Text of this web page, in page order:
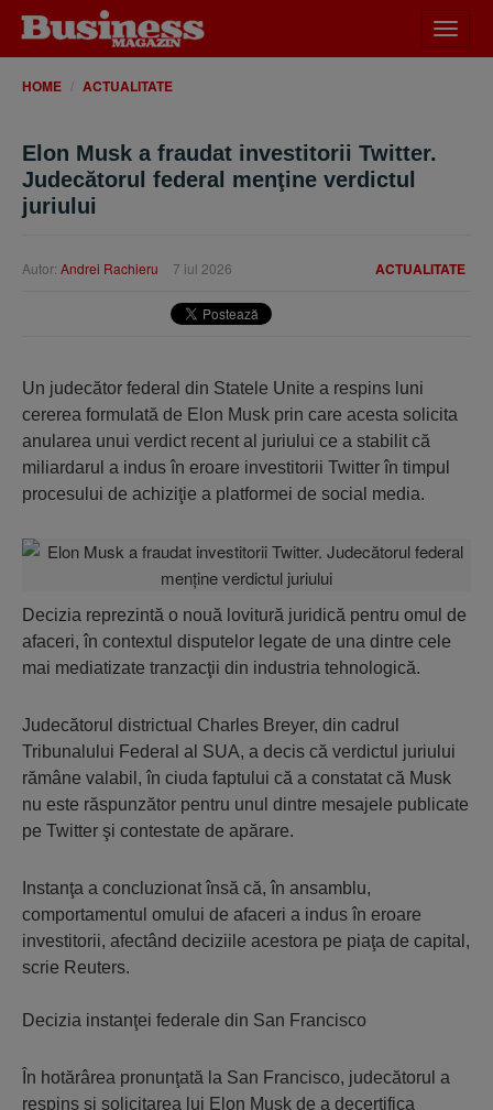
meniu
HOME ACTUALITATE
Elon Musk a fraudat investitorii Twitter.
Judecătorul federal menţine verdictul
juriului
ACTUALITATE
Autor: Andrei Rachieru 7 iul 2026
Un judecător federal din Statele Unite a respins luni
cererea formulată de Elon Musk prin care acesta solicita
anularea unui verdict recent al juriului ce a stabilit că
miliardarul a indus în eroare investitorii Twitter în timpul
procesului de achiziţie a platformei de social media.
Decizia reprezintă o nouă lovitură juridică pentru omul de
afaceri, în contextul disputelor legate de una dintre cele
mai mediatizate tranzacţii din industria tehnologică.
Judecătorul districtual Charles Breyer, din cadrul
Tribunalului Federal al SUA, a decis că verdictul juriului
rămâne valabil, în ciuda faptului că a constatat că Musk
nu este răspunzător pentru unul dintre mesajele publicate
pe Twitter şi contestate de apărare.
Instanţa a concluzionat însă că, în ansamblu,
comportamentul omului de afaceri a indus în eroare
investitorii, afectând deciziile acestora pe piaţa de capital,
scrie Reuters.
Decizia instanţei federale din San Francisco
În hotărârea pronunţată la San Francisco, judecătorul a
respins şi solicitarea lui Elon Musk de a decertifica